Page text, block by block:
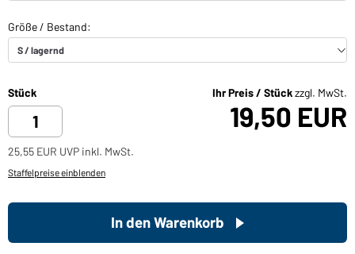
Stück Ihr Preis / Stückzzgl. MwSt.
19,50 EUR
25,55 EUR UVP inkl. MwSt.
Staffelpreise einblenden
In den Warenkorb